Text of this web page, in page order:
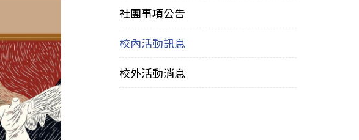
社團事項公告
校內活動訊息
校外活動消息